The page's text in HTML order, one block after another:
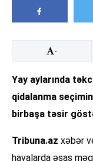
-
Yay aylarında
qidalanma
birbaşa təsir
Tribuna.az xəbər
havalarda əsas